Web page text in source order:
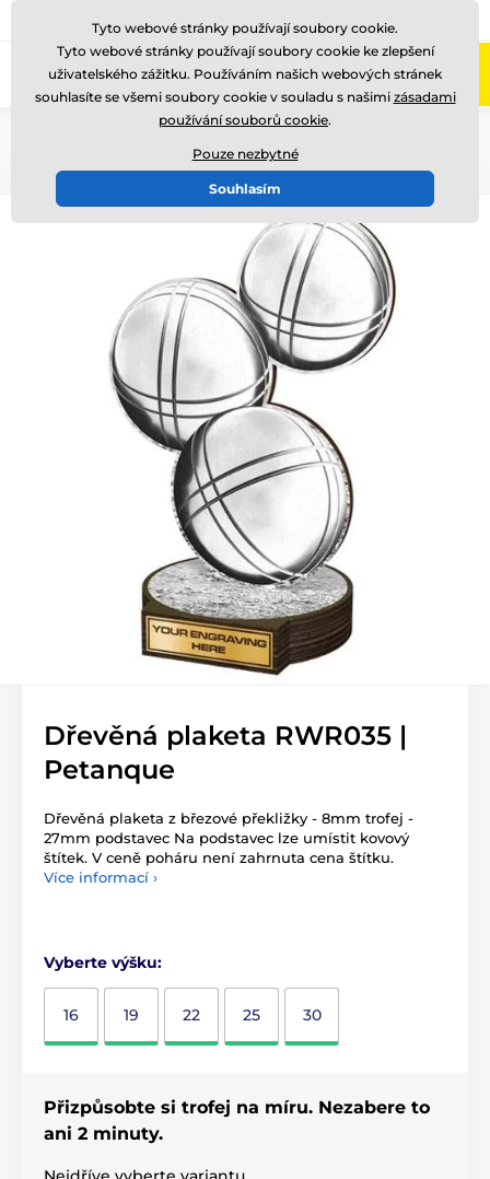
Zavolejte nám (Po-Pá 8-17)
Dřevěná plaketa RWR035 |
Petanque
Dřevěná plaketa z březové překližky - 8mm trofej -
27mm podstavec Na podstavec lze umístit kovový
štítek. V ceně poháru není zahrnuta cena štítku.
Více informací ›
Vyberte výšku:
16 19 22 25 30
Přizpůsobte si trofej na míru. Nezabere to
ani 2 minuty.
Tyto webové stránky používají soubory cookie.
Tyto webové stránky používají soubory cookie ke zlepšení
uživatelského zážitku. Používáním našich webových stránek
souhlasíte se všemi soubory cookie v souladu s našimi zásadami
používání souborů cookie.
Pouze nezbytné
Souhlasím